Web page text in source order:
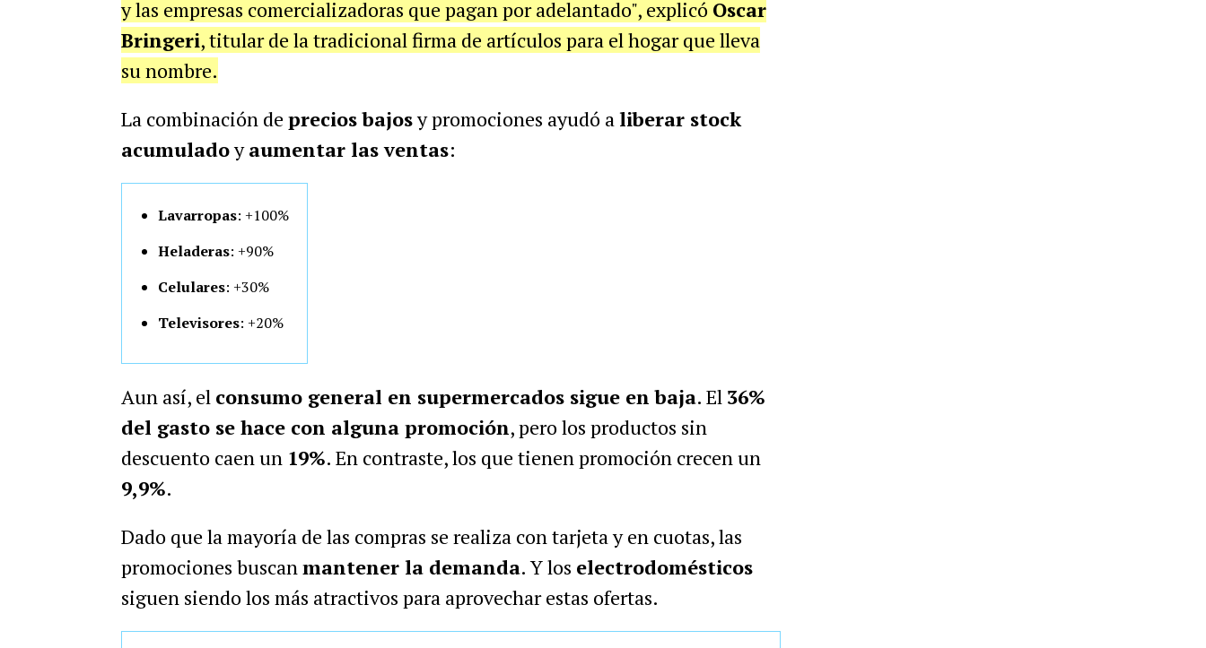
y las empresas comercializadoras que pagan por adelantado", explicó Oscar
Bringeri, titular de la tradicional firma de artículos para el hogar que lleva
su nombre.
La combinación de precios bajosy promociones ayudó aliberar stock
acumuladoyaumentar las ventas:
Lavarropas: +100%
Heladeras: +90%
Celulares: +30%
Televisores: +20%
Aun así, el consumo general en supermercados sigue en baja. El 36%
del gasto se hace con alguna promoción, pero los productos sin
descuento caen un 19%. En contraste, los que tienen promoción crecen un
9,9%.
Dado que la mayoría de las compras se realiza con tarjeta y en cuotas, las
promociones buscanmantener la demanda. Y los electrodomésticos
siguen siendo los más atractivos para aprovechar estas ofertas.